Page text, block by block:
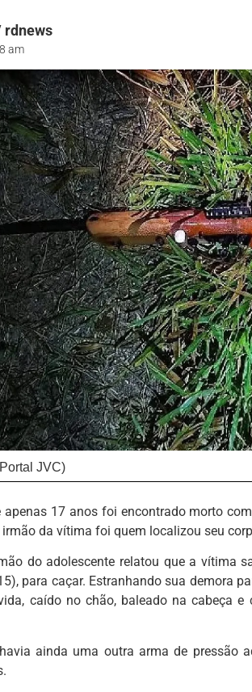
rdnews
am
JVC)
apenas 17 anos foi encontrado morto
irmão da vítima foi quem localizou seu
do adolescente relatou que a vítima
para caçar. Estranhando sua demora
caído no chão, baleado na cabeça
ainda uma outra arma de pressão